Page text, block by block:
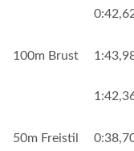
100m Brust
50m Freistil